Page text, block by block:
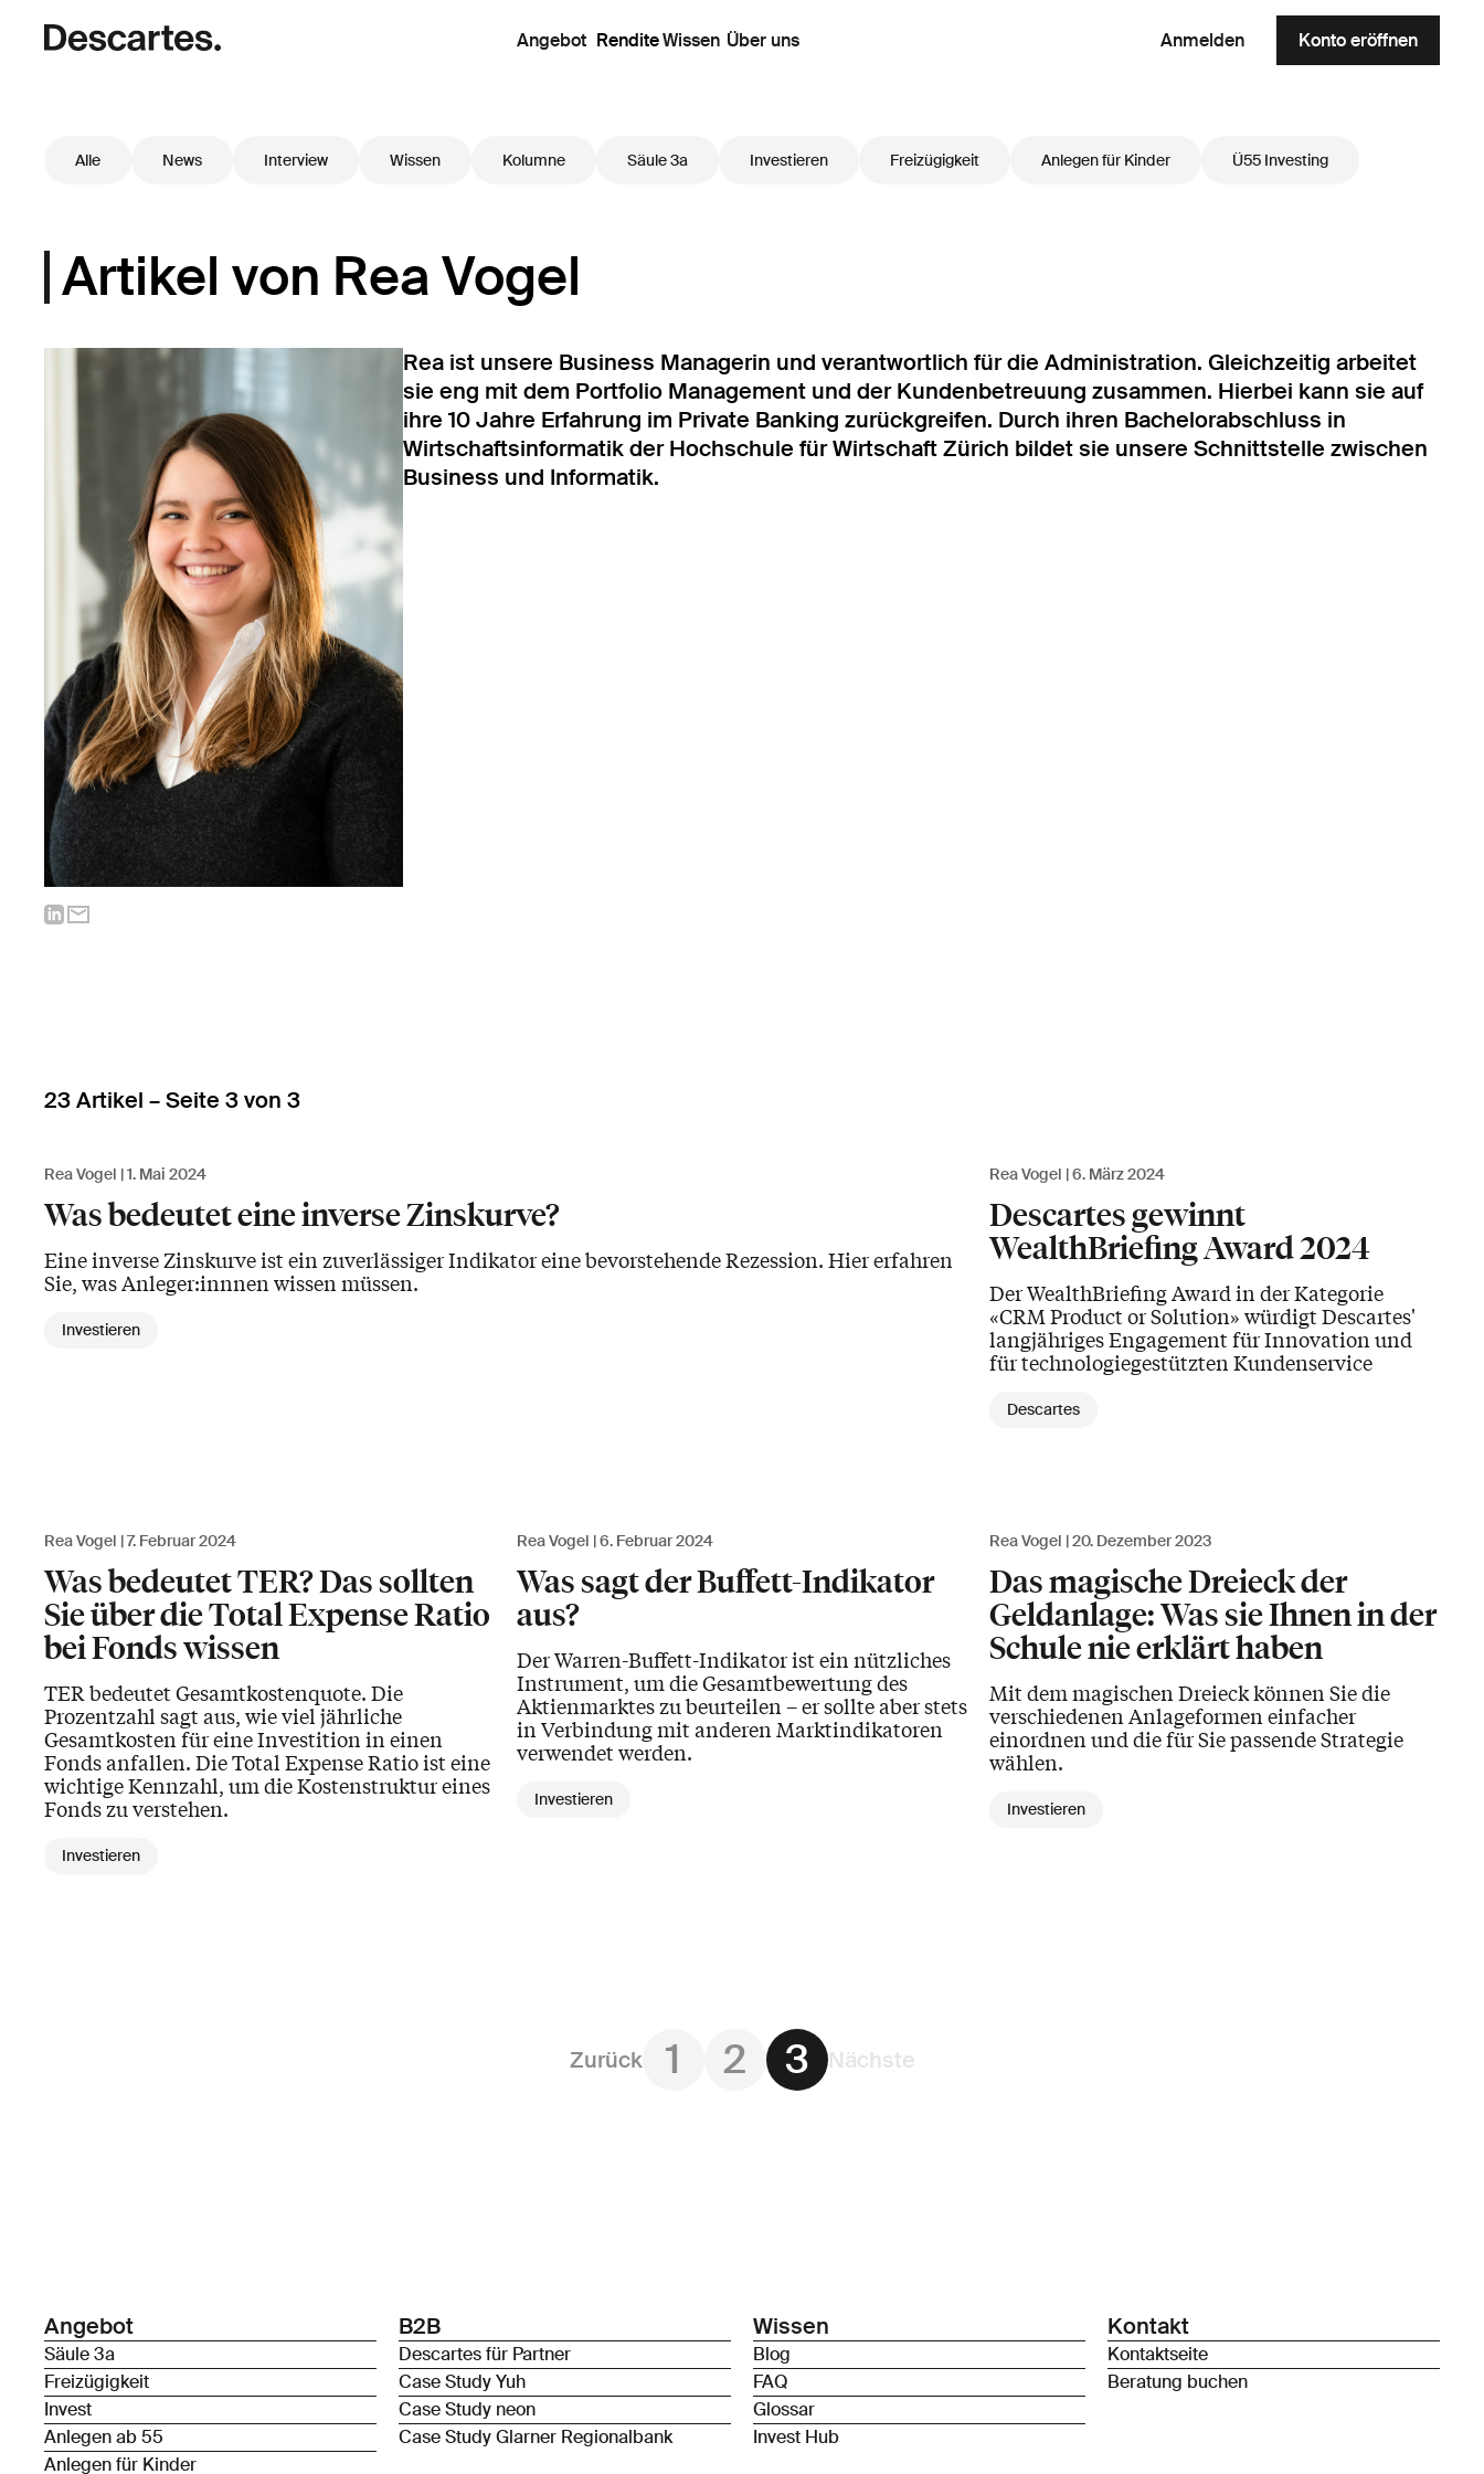
Angebot RenditeWissen Über uns Anmelden Konto eröffnen
Alle News Interview Wissen Kolumne Säule 3a Investieren Freizügigkeit Anlegen für Kinder Ü55 Investing
Artikel von Rea Vogel
Rea ist unsere Business Managerin und verantwortlich für die Administration. Gleichzeitig arbeitet
sie eng mit dem Portfolio Management und der Kundenbetreuung zusammen. Hierbei kann sie auf
ihre 10 Jahre Erfahrung im Private Banking zurückgreifen. Durch ihren Bachelorabschluss in
Wirtschaftsinformatik der Hochschule für Wirtschaft Zürich bildet sie unsere Schnittstelle zwischen
Business und Informatik.
23 Artikel – Seite 3 von 3
Rea Vogel 1. Mai 2024
Was bedeutet eine inverse Zinskurve?
Eine inverse Zinskurve ist ein zuverlässiger Indikator eine bevorstehende Rezession. Hier erfahren
Sie, was Anleger:innnen wissen müssen.
Investieren
Rea Vogel 6. März 2024
Descartes gewinnt
WealthBriefing Award 2024
Der WealthBriefing Award in der Kategorie
«CRM Product or Solution» würdigt Descartes'
langjähriges Engagement für Innovation und
für technologiegestützten Kundenservice
Descartes
Rea Vogel 7. Februar 2024
Was bedeutet TER? Das sollten
Sie über die Total Expense Ratio
bei Fonds wissen
TER bedeutet Gesamtkostenquote. Die
Prozentzahl sagt aus, wie viel jährliche
Gesamtkosten für eine Investition in einen
Fonds anfallen. Die Total Expense Ratio ist eine
wichtige Kennzahl, um die Kostenstruktur eines
Fonds zu verstehen.
Investieren
Rea Vogel 6. Februar 2024
Was sagt der Buffett-Indikator
aus?
Der Warren-Buffett-Indikator ist ein nützliches
Instrument, um die Gesamtbewertung des
Aktienmarktes zu beurteilen – er sollte aber stets
in Verbindung mit anderen Marktindikatoren
verwendet werden.
Investieren
Rea Vogel 20. Dezember 2023
Das magische Dreieck der
Geldanlage: Was sie Ihnen in der
Schule nie erklärt haben
Mit dem magischen Dreieck können Sie die
verschiedenen Anlageformen einfacher
einordnen und die für Sie passende Strategie
wählen.
Investieren
Zurück 1 2 3 Nächste
Angebot
Säule 3a
Freizügigkeit
Invest
Anlegen ab 55
Anlegen für Kinder
B2B
Descartes für Partner
Case Study Yuh
Case Study neon
Case Study Glarner Regionalbank
Wissen
Blog
FAQ
Glossar
Invest Hub
Kontakt
Kontaktseite
Beratung buchen